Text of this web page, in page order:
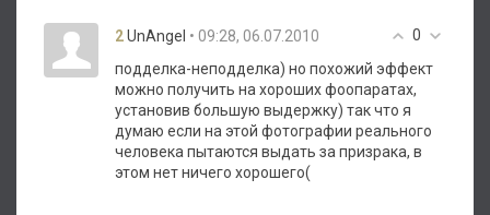
0
2UnAngel • 09:28, 06.07.2010
подделка-неподделка) но похожий эффект
можно получить на хороших фоопаратах,
установив большую выдержку) так что я
думаю если на этой фотографии реального
человека пытаются выдать за призрака, в
этом нет ничего хорошего(